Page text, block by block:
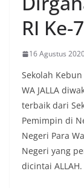
RI Ke-
16 Agustus
Sekolah
WA JALLA
terbaik dari
Pemimpin di
Negeri Para
Negeri yang
dicintai ALLAH.